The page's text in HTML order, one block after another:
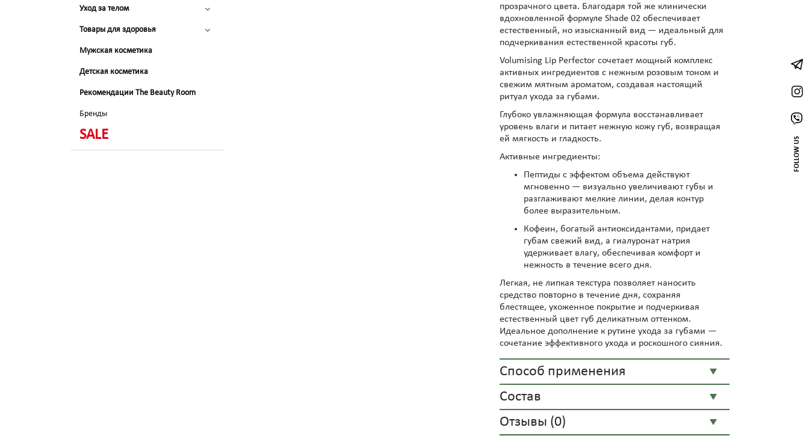
FOLLOW US
Уход за телом
Товары для здоровья
Мужская косметика
Детская косметика
Рекомендации The Beauty Room
Бренды
SALE
прозрачного цвета. Благодаря той же клинически
вдохновленной формуле Shade 02 обеспечивает
естественный, но изысканный вид — идеальный для
подчеркивания естественной красоты губ.
Volumising Lip Perfector сочетает мощный комплекс
активных ингредиентов с нежным розовым тоном и
свежим мятным ароматом, создавая настоящий
ритуал ухода за губами.
Глубоко увлажняющая формула восстанавливает
уровень влаги и питает нежную кожу губ, возвращая
ей мягкость и гладкость.
Активные ингредиенты:
Пептиды с эффектом объема действуют
мгновенно — визуально увеличивают губы и
разглаживают мелкие линии, делая контур
более выразительным.
Кофеин, богатый антиоксидантами, придает
губам свежий вид, а гиалуронат натрия
удерживает влагу, обеспечивая комфорт и
нежность в течение всего дня.
Легкая, не липкая текстура позволяет наносить
средство повторно в течение дня, сохраняя
блестящее, ухоженное покрытие и подчеркивая
естественный цвет губ деликатным оттенком.
Идеальное дополнение к рутине ухода за губами —
сочетание эффективного ухода и роскошного сияния.
Способ применения
Состав
Отзывы (0)